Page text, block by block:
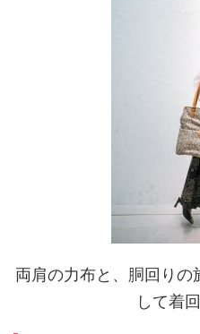
両肩の力布と、胴回り
して着